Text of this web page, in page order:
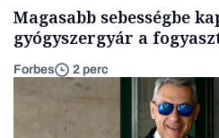
Magasabb sebességbe
gyógyszergyár a
Forbes 2 perc